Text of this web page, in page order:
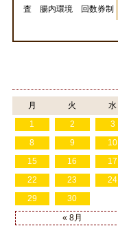
査 腸内環境 回数券制
月 火 水
« 8月
1 2 3
8
9 10
15
16 17
22
23 24
29
30